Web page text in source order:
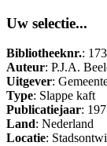
Uw selectie...
Bibliotheeknr.:
Auteur: P.J.A.
Uitgever:
Type: Slappe kaft
Publicatiejaar:
Land: Nederland
Locatie: